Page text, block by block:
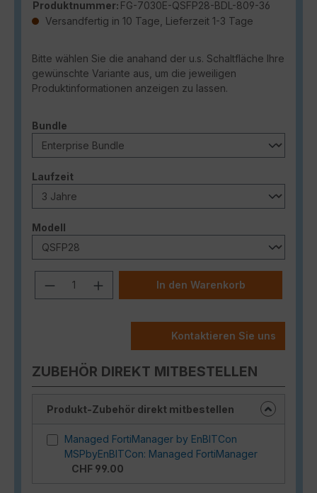
Produktnummer: FG-7030E-QSFP28-BDL-809-36
Versandfertig in 10 Tage, Lieferzeit 1-3 Tage
Bitte wählen Sie die anahand der u.s. Schaltfläche Ihre
gewünschte Variante aus, um die jeweiligen
Produktinformationen anzeigen zu lassen.
Bundle
Laufzeitauswählen
Modell
Produkt Anzahl: Gib den
In den Warenkorb
Kontaktieren Sie uns
ZUBEHÖR DIREKT MITBESTELLEN
Produkt-Zubehör direkt mitbestellen
Managed FortiManager by EnBITCon
MSPbyEnBITCon: Managed FortiManager
CHF 99.00